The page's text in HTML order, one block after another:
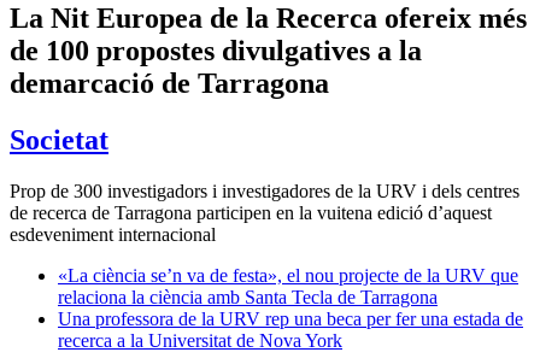
La Nit Europea de la Recerca ofereix més
de 100 propostes divulgatives a la
demarcació de Tarragona
Societat
Prop de 300 investigadors i investigadores de la URV i dels centres
de recerca de Tarragona participen en la vuitena edició d’aquest
esdeveniment internacional
«La ciència se’n va de festa», el nou projecte de la URV que
relaciona la ciència amb Santa Tecla de Tarragona
Una professora de la URV rep una beca per fer una estada de
recerca a la Universitat de Nova York